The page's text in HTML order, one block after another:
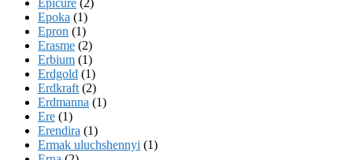
Epoka (1)
Epron (1)
Erasme (2)
Erbium (1)
Erdgold (1)
Erdkraft (2)
Erdmanna (1)
Ere (1)
Erendira (1)
Ermak uluchshennyi (1)